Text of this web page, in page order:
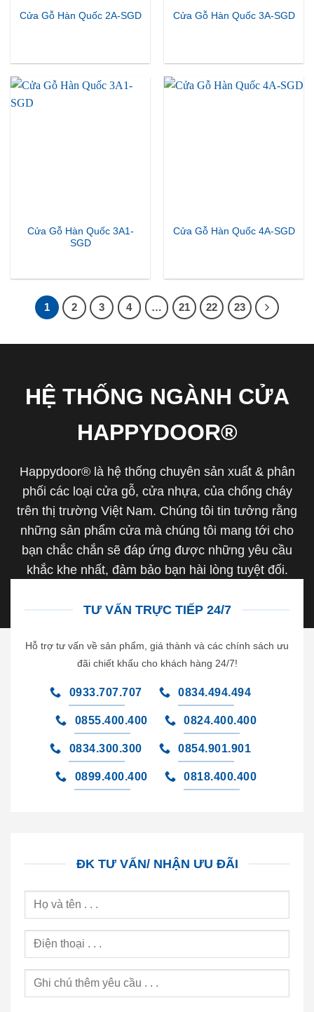
Cửa Gỗ Hàn Quốc 2A-SGD Cửa Gỗ Hàn Quốc 3A-SGD
Cửa Gỗ Hàn Quốc 3A1-
SGD
Cửa Gỗ Hàn Quốc 4A-SGD
1 2 3 4 … 21 22 23
HỆ THỐNG NGÀNH CỬA
HAPPYDOOR®
Happydoor® là hệ thống chuyên sản xuất & phân
phối các loại cửa gỗ, cửa nhựa, của chống cháy
trên thị trường Việt Nam. Chúng tôi tin tưởng rằng
những sản phẩm cửa mà chúng tôi mang tới cho
bạn chắc chắn sẽ đáp ứng được những yêu cầu
khắc khe nhất, đảm bảo bạn hài lòng tuyệt đối.
TƯ VẤN TRỰC TIẾP 24/7
Hỗ trợ tư vấn về sản phẩm, giá thành và các chính sách ưu
đãi chiết khấu cho khách hàng 24/7!
0933.707.707 0834.494.494
0855.400.400 0824.400.400
0834.300.300 0854.901.901
0899.400.400 0818.400.400
ĐK TƯ VẤN/ NHẬN ƯU ĐÃI